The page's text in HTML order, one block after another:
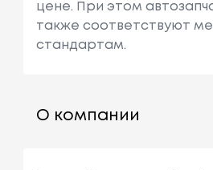
цене. При этом
также соответствуют
стандартам.
О компании